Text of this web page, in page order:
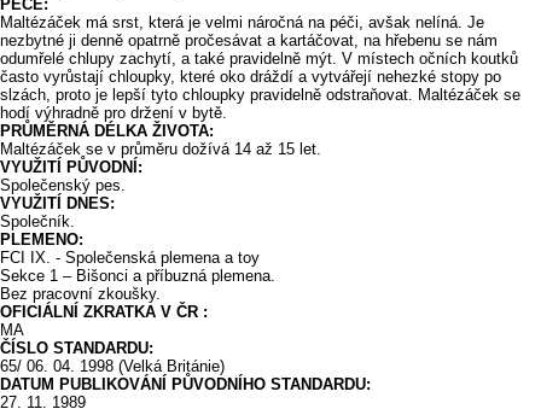
PÉČE:
Maltézáček má srst, která je velmi náročná na péči, avšak nelíná. Je
nezbytné ji denně opatrně pročesávat a kartáčovat, na hřebenu se nám
odumřelé chlupy zachytí, a také pravidelně mýt. V místech očních koutků
často vyrůstají chloupky, které oko dráždí a vytvářejí nehezké stopy po
slzách, proto je lepší tyto chloupky pravidelně odstraňovat. Maltézáček se
hodí výhradně pro držení v bytě.
PRŮMĚRNÁ DÉLKA ŽIVOTA:
Maltézáček se v průměru dožívá 14 až 15 let.
VYUŽITÍ PŮVODNÍ:
Společenský pes.
VYUŽITÍ DNES:
Společník.
PLEMENO:
FCI IX. - Společenská plemena a toy
Sekce 1 – Bišonci a příbuzná plemena.
Bez pracovní zkoušky.
OFICIÁLNÍ ZKRATKA V ČR :
MA
ČÍSLO STANDARDU:
65/ 06. 04. 1998 (Velká Británie)
DATUM PUBLIKOVÁNÍ PŮVODNÍHO STANDARDU:
27. 11. 1989